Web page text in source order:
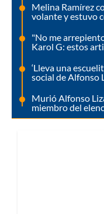
Melina Ramírez
volante y estuvo
"No me
Karol G: estos
‘Lleva una
social de Alfonso
Murió Alfonso
miembro del